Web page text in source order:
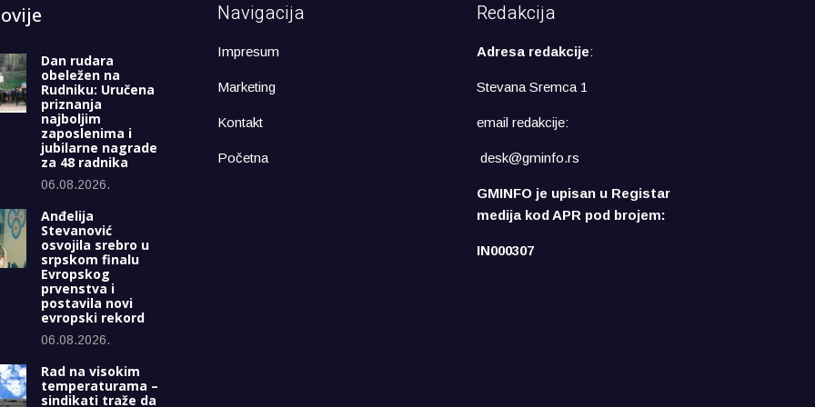
Dan rudara
obeležen na
Rudniku: Uručena
priznanja
najboljim
zaposlenima i
jubilarne nagrade
za 48 radnika
06.08.2026.
Anđelija
Stevanović
osvojila srebro u
srpskom finalu
Evropskog
prvenstva i
postavila novi
evropski rekord
06.08.2026.
Rad na visokim
temperaturama –
sindikati traže da
Navigacija
Impresum
Marketing
Kontakt
Početna
Redakcija
Adresa redakcije:
Stevana Sremca 1
email redakcije:
desk@gminfo.rs
GMINFO je upisan u Registar
medija kod APR pod brojem:
IN000307